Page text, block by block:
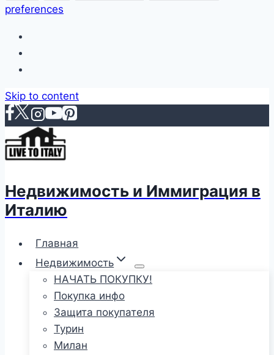
preferences
Skip to content
Недвижимость и Иммиграция в
Италию
Главная
Недвижимость
НАЧАТЬ ПОКУПКУ!
Покупка инфо
Защита покупателя
Турин
Милан